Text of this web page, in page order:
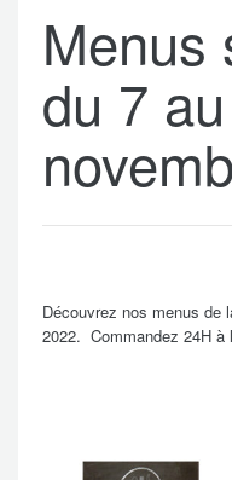
Menus
du 7
Découvrez nos menus de
2022. Commandez 24H à